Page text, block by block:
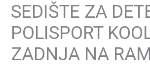
SEDIŠTE ZA
POLISPORT
ZADNJA NA RAM
POLISPORT
KOOLAH
ZADNJA
RAM